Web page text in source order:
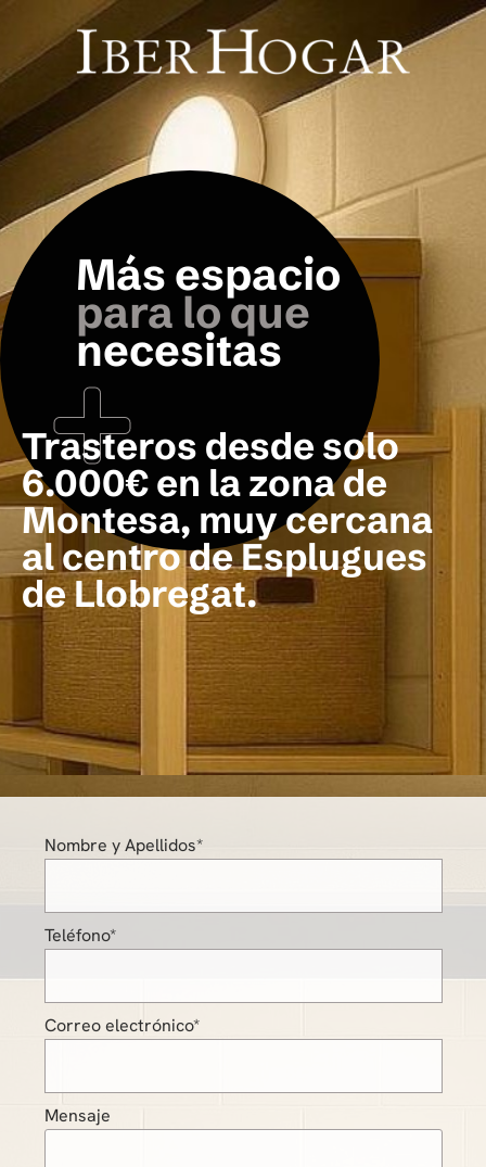
Más espacio
para lo que
necesitas
Trasteros desde solo
6.000€ en la zona de
Montesa, muy cercana
al centro de Esplugues
de Llobregat.
Nombre y Apellidos*
Teléfono*
Correo electrónico*
Mensaje